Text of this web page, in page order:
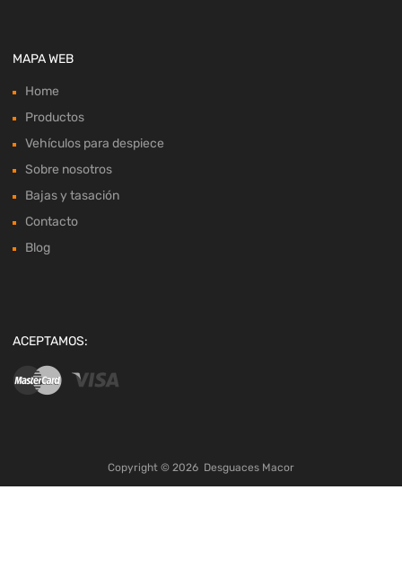
MAPA WEB
Home
Productos
Vehículos para despiece
Sobre nosotros
Bajas y tasación
Contacto
Blog
ACEPTAMOS:
Copyright © 2026 Desguaces Macor